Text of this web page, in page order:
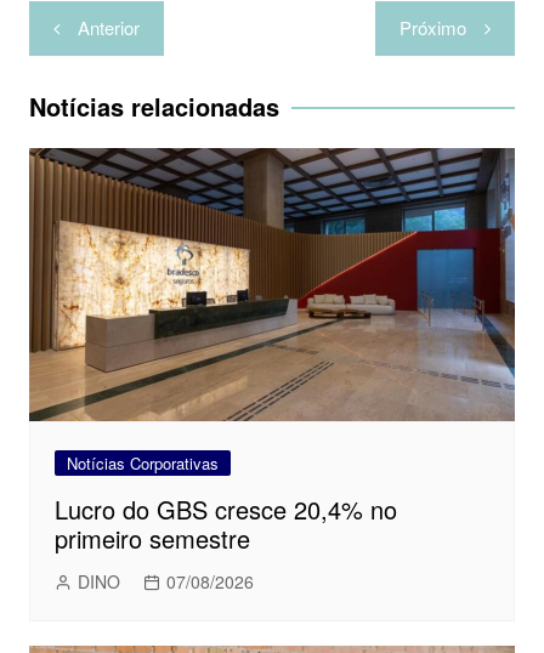
Navegação
de
Post
Anterior Próximo
Notícias relacionadas
Notícias Corporativas
Lucro do GBS cresce 20,4% no
primeiro semestre
DINO 07/08/2026